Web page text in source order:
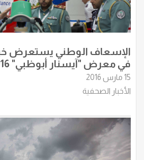
الإسعاف الوطني يستعرض
في معرض "آيسنار أبوظبي" 2016
15 مارس 2016
الأخبار الصحفية